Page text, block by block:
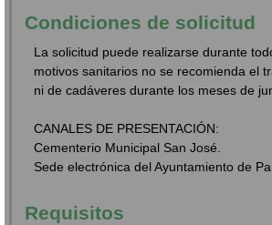
Condiciones de solicitud
La solicitud puede realizarse durante
motivos sanitarios no se recomienda el
ni de cadáveres durante los meses de
CANALES DE PRESENTACIÓN:
Cementerio Municipal San José.
Sede electrónica del Ayuntamiento de
Requisitos